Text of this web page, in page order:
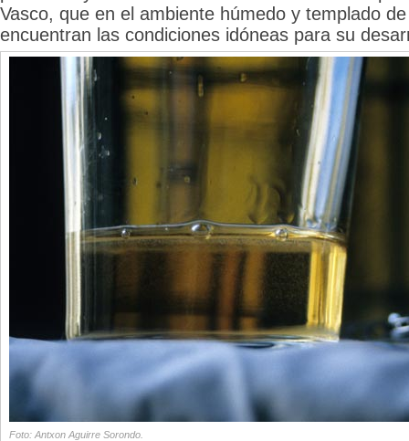
Vasco, que en el ambiente húmedo y templado
encuentran las condiciones idóneas para su
Foto: Antxon Aguirre Sorondo.